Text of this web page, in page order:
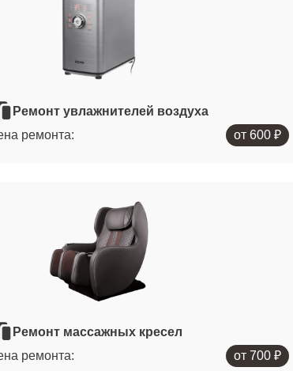
Ремонт увлажнителей воздуха
ремонта:
от 600 ₽
Ремонт массажных кресел
ремонта:
от 700 ₽